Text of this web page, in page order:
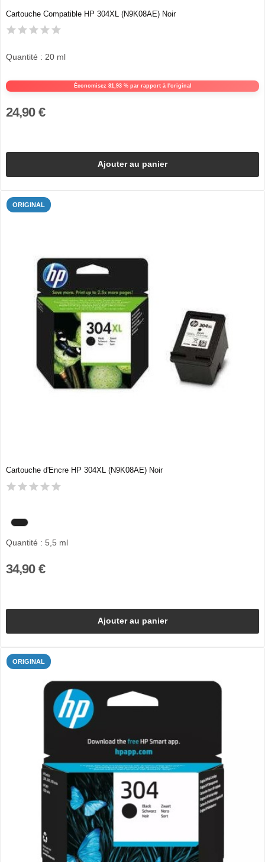
Cartouche Compatible HP 304XL (N9K08AE) Noir
Économisez 81,93 % par rapport à l'original
Quantité : 20 ml
24,90 €
Ajouter au panier
ORIGINAL
Cartouche d'Encre HP 304XL (N9K08AE) Noir
Quantité : 5,5 ml
34,90 €
Ajouter au panier
ORIGINAL